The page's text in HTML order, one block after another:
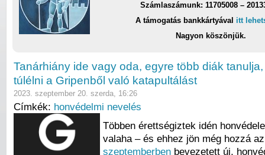
Számlaszámunk: 11705008 –
A támogatás bankkártyával itt
Nagyon köszönjük.
Tanárhiány ide vagy oda, egyre több diák
túlélni a Gripenből való katapultálást
2023. szeptember 20. szerda, 16:26
Címkék: honvédelmi nevelés
Többen érettségiztek idén
valaha – és ehhez jön még hozzá az
szeptemberben bevezetett új,